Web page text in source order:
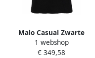
Malo Casual Zwarte
Sweater met Viscose Katoen
Black Dames
1 webshop
€ 349,58